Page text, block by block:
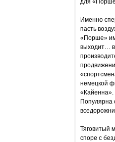
Именно
пасть
«Порше»
выходит…
немецкой
«Кайенна».
Популярна
Тяговитый
споре с